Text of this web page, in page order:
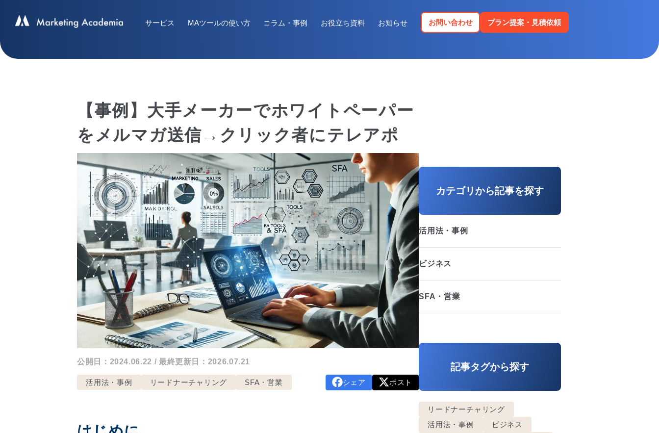
サービス MAツールの使い方 コラム・事例 お役立ち資料 お知らせ お問い合わせ プラン提案・見積依頼
【事例】大手メーカーでホワイトペーパー
をメルマガ送信→クリック者にテレアポ
公開日：2024.06.22 / 最終更新日：2026.07.21
活用法・事例 リードナーチャリング SFA・営業 シェア ポスト
カテゴリから記事を探す
活用法・事例
ビジネス
SFA・営業
記事タグから探す
リードナーチャリング
活用法・事例
ビジネス